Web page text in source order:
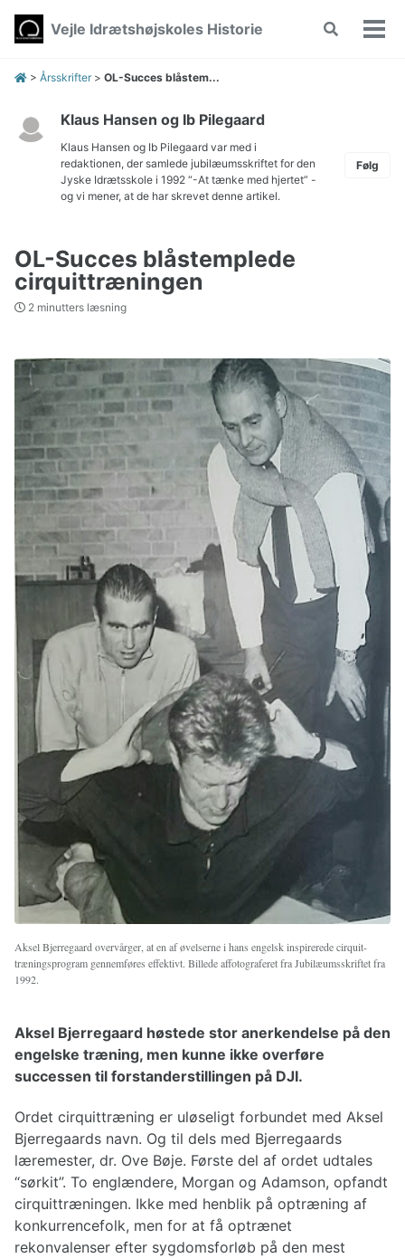
Skip
navigation
Skip
Skip
Vejle Idrætshøjskoles Historie
Toggle Vis/
> Årsskrifter > OL-Succes blåstem...
Klaus Hansen og Ib Pilegaard
Klaus Hansen og Ib Pilegaard var med i
redaktionen, der samlede jubilæumsskriftet for den
Jyske Idrætsskole i 1992 -At tænke med hjertet -
og vi mener, at de har skrevet denne artikel.
Følg
OL-Succes blåstemplede
cirquittræningen
2 minutters læsning
Aksel Bjerregaard overvårger, at en af øvelserne i hans engelsk inspirerede cirquit-
træningsprogram gennemføres effektivt. Billede affotograferet fra Jubilæumsskriftet fra
1992.
Aksel Bjerregaard høstede stor anerkendelse på den
engelske træning, men kunne ikke overføre
successen til forstanderstillingen på DJI.
Ordet cirquittræning er uløseligt forbundet med Aksel
Bjerregaards navn. Og til dels med Bjerregaards
læremester, dr. Ove Bøje. Første del af ordet udtales
“sørkit”. To englændere, Morgan og Adamson, opfandt
cirquittræningen. Ikke med henblik på optræning af
konkurrencefolk, men for at få optrænet
rekonvalenser efter sygdomsforløb på den mest